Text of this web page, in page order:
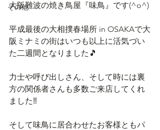
その他
大阪難波の焼き鳥屋『味鳥』です(^o^)
平成最後の大相撲春場所 in OSAKAで大
阪ミナミの街はいつも以上に活気づい
た二週間となりました🎵
力士や呼び出しさん、そして時には裏
方の関係者さんも多数ご来店してくれ
ました‼️
そして味鳥に居合わせたお客様ともパ